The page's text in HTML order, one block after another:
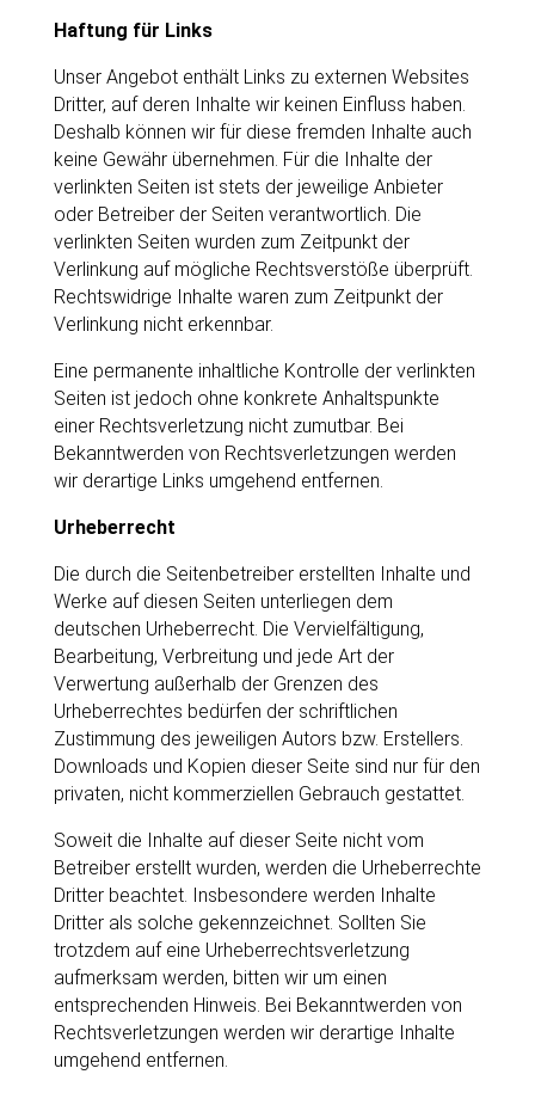
Haftung für Links
Unser Angebot enthält Links zu externen Websites
Dritter, auf deren Inhalte wir keinen Einfluss haben.
Deshalb können wir für diese fremden Inhalte auch
keine Gewähr übernehmen. Für die Inhalte der
verlinkten Seiten ist stets der jeweilige Anbieter
oder Betreiber der Seiten verantwortlich. Die
verlinkten Seiten wurden zum Zeitpunkt der
Verlinkung auf mögliche Rechtsverstöße überprüft.
Rechtswidrige Inhalte waren zum Zeitpunkt der
Verlinkung nicht erkennbar.
Eine permanente inhaltliche Kontrolle der verlinkten
Seiten ist jedoch ohne konkrete Anhaltspunkte
einer Rechtsverletzung nicht zumutbar. Bei
Bekanntwerden von Rechtsverletzungen werden
wir derartige Links umgehend entfernen.
Urheberrecht
Die durch die Seitenbetreiber erstellten Inhalte und
Werke auf diesen Seiten unterliegen dem
deutschen Urheberrecht. Die Vervielfältigung,
Bearbeitung, Verbreitung und jede Art der
Verwertung außerhalb der Grenzen des
Urheberrechtes bedürfen der schriftlichen
Zustimmung des jeweiligen Autors bzw. Erstellers.
Downloads und Kopien dieser Seite sind nur für den
privaten, nicht kommerziellen Gebrauch gestattet.
Soweit die Inhalte auf dieser Seite nicht vom
Betreiber erstellt wurden, werden die Urheberrechte
Dritter beachtet. Insbesondere werden Inhalte
Dritter als solche gekennzeichnet. Sollten Sie
trotzdem auf eine Urheberrechtsverletzung
aufmerksam werden, bitten wir um einen
entsprechenden Hinweis. Bei Bekanntwerden von
Rechtsverletzungen werden wir derartige Inhalte
umgehend entfernen.